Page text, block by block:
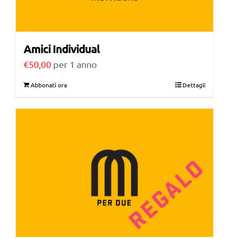
Amici Individual
€50,00 per 1 anno
Abbonati ora Dettagli